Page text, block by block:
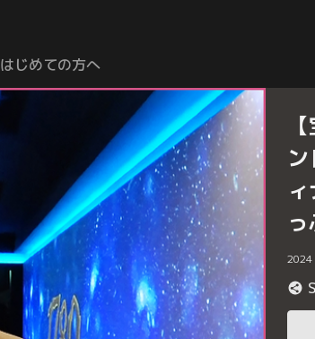
はじめての方へ
2024